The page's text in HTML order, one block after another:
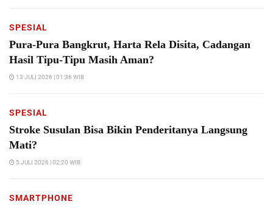
SPESIAL
Pura-Pura Bangkrut, Harta Rela Disita, Cadangan
Hasil Tipu-Tipu Masih Aman?
13 JULI 2026 | 01:36 WIB
SPESIAL
Stroke Susulan Bisa Bikin Penderitanya Langsung
Mati?
5 JULI 2026 | 02:20 WIB
SMARTPHONE